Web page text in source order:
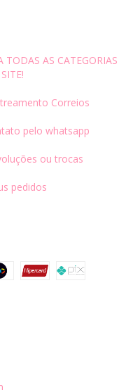
TODAS AS CATEGORIAS
Correios
pelo whatsapp
ou trocas
pedidos